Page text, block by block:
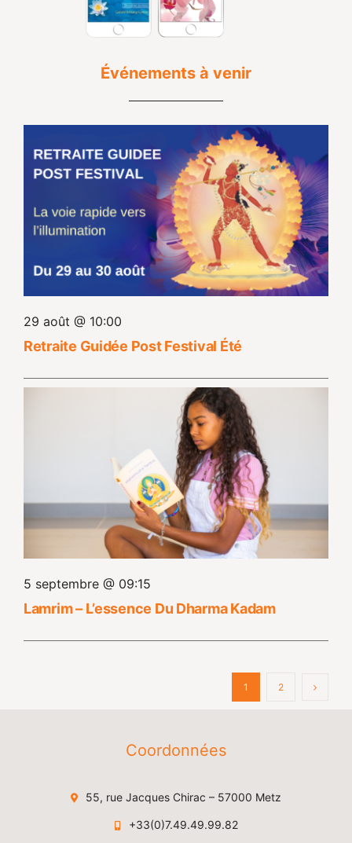
Événements à venir
29 août @ 10:00
Retraite Guidée Post Festival Été
5 septembre @ 09:15
Lamrim – L’essence Du Dharma Kadam
1 2
Coordonnées
55, rue Jacques Chirac – 57000 Metz
+33(0)7.49.49.99.82